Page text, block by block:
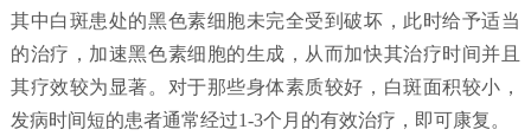
其中白斑患处的黑色素细胞未完全受到破坏，此时给予适当
的治疗，加速黑色素细胞的生成，从而加快其治疗时间并且
其疗效较为显著。对于那些身体素质较好，白斑面积较小，
发病时间短的患者通常经过1-3个月的有效治疗，即可康复。